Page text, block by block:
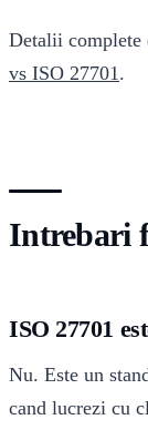
Detalii complete
vs ISO 27701 .
Intrebari
ISO 27701
Nu. Este un
cand lucrezi cu